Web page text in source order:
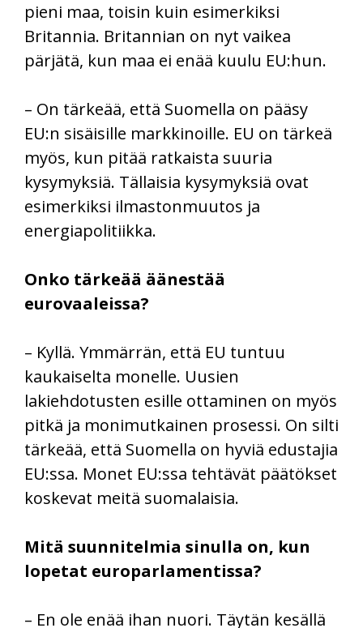
pieni maa, toisin kuin esimerkiksi
Britannia. Britannian on nyt vaikea
pärjätä, kun maa ei enää kuulu EU:hun.
– On tärkeää, että Suomella on pääsy
EU:n sisäisille markkinoille. EU on tärkeä
myös, kun pitää ratkaista suuria
kysymyksiä. Tällaisia kysymyksiä ovat
esimerkiksi ilmastonmuutos ja
energiapolitiikka.
Onko tärkeää äänestää
eurovaaleissa?
– Kyllä. Ymmärrän, että EU tuntuu
kaukaiselta monelle. Uusien
lakiehdotusten esille ottaminen on myös
pitkä ja monimutkainen prosessi. On silti
tärkeää, että Suomella on hyviä edustajia
EU:ssa. Monet EU:ssa tehtävät päätökset
koskevat meitä suomalaisia.
Mitä suunnitelmia sinulla on, kun
lopetat europarlamentissa?
– En ole enää ihan nuori. Täytän kesällä